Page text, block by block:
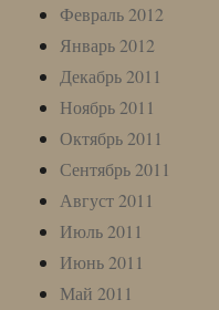
Февраль 2012
Январь 2012
Декабрь 2011
Ноябрь 2011
Октябрь 2011
Сентябрь 2011
Август 2011
Июль 2011
Июнь 2011
Май 2011